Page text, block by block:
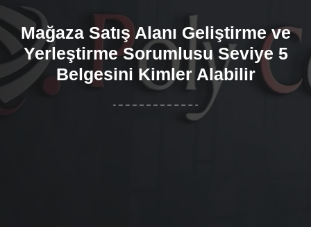
Mağaza Satış Alanı Geliştirme ve
Yerleştirme Sorumlusu Seviye 5
Belgesini Kimler Alabilir